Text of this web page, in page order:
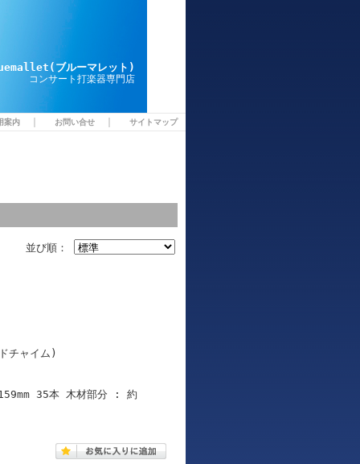
ブルーマレット)
コンサート打楽器専門店
案内 お問い合せ サイトマップ
並び順：
ャイム)
35本 木材部分 : 約